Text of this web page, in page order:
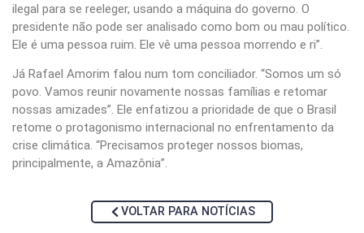
ilegal para se reeleger, usando a máquina do governo. O
presidente não pode ser analisado como bom ou mau político.
Ele é uma pessoa ruim. Ele vê uma pessoa morrendo e ri”.
Já Rafael Amorim falou num tom conciliador. “Somos um só
povo. Vamos reunir novamente nossas famílias e retomar
nossas amizades”. Ele enfatizou a prioridade de que o Brasil
retome o protagonismo internacional no enfrentamento da
crise climática. “Precisamos proteger nossos biomas,
principalmente, a Amazônia”.
VOLTAR PARA NOTÍCIAS